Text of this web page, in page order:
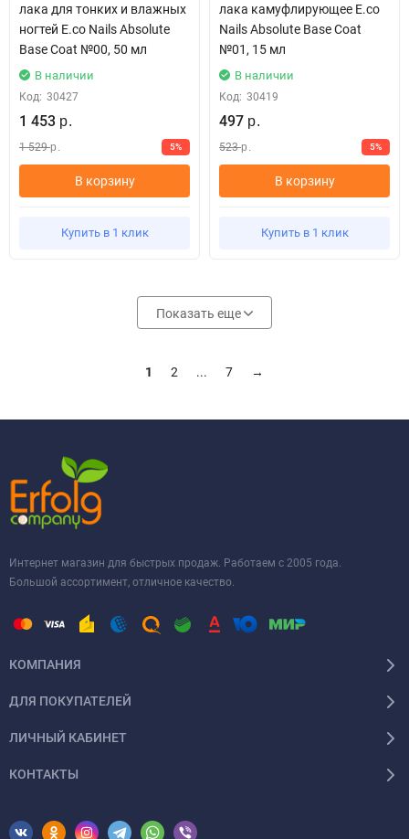
лака для тонких и влажных
ногтей E.co Nails Absolute
Base Coat №00, 50 мл
В наличии
Код: 30427
1 453 р.
1 529 р. 5%
В корзину
Купить в 1 клик
лака камуфлирующее E.co
Nails Absolute Base Coat
№01, 15 мл
В наличии
Код: 30419
497 р.
523 р. 5%
В корзину
Купить в 1 клик
Показать еще
1 2 ... 7 →
Интернет магазин для быстрых продаж. Работаем с 2005 года.
Большой ассортимент, отличное качество.
КОМПАНИЯ
ДЛЯ ПОКУПАТЕЛЕЙ
ЛИЧНЫЙ КАБИНЕТ
КОНТАКТЫ